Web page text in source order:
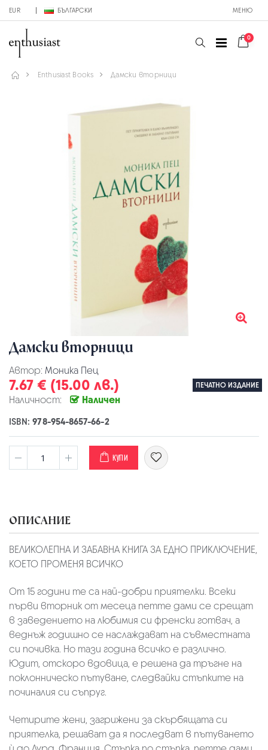
EUR БЪЛГАРСКИ МЕНЮ
0
Enthusiast Books Дамски вторници
Дамски вторници
Автор: Моника Пец
7.67 € (15.00 лв.) ПЕЧАТНО ИЗДАНИЕ
Наличност: Наличен
ISBN:978-954-8657-66-2
КУПИ
ОПИСАНИЕ
ВЕЛИКОЛЕПНА И ЗАБАВНА КНИГА ЗА ЕДНО ПРИКЛЮЧЕНИЕ,
КОЕТО ПРОМЕНЯ ВСИЧКО
От 15 години те са най-добри приятелки. Всеки
първи вторник от месеца петте дами се срещат
в заведението на любимия си френски готвач, а
веднъж годишно се наслаждават на съвместната
си почивка. Но тази година всичко е различно.
Юдит, отскоро вдовица, е решена да тръгне на
поклонническо пътуване, следвайки стъпките на
починалия си съпруг.
Четирите жени, загрижени за скърбящата си
приятелка, решават да я последват в пътуването